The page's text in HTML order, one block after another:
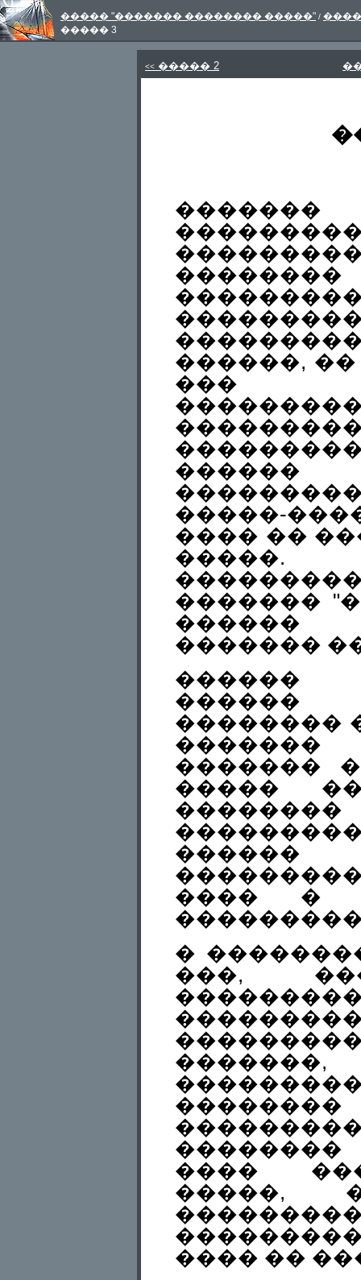
����� "������� �������� �����" /
����� 3
<< ����� 2
������,
���
������
�����-
���� ��
�������
������
�������
������
������
��������
�������
�����
���� �
�
���,
����
�����,
���� ��